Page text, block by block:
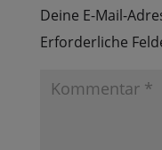
Deine E-Mail-
Erforderliche